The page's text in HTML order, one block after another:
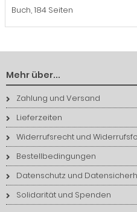
Buch, 184 Seiten
Mehr über...
Zahlung und Versand
Lieferzeiten
Widerrufsrecht und
Bestellbedingungen
Datenschutz und
Solidarität und Spenden